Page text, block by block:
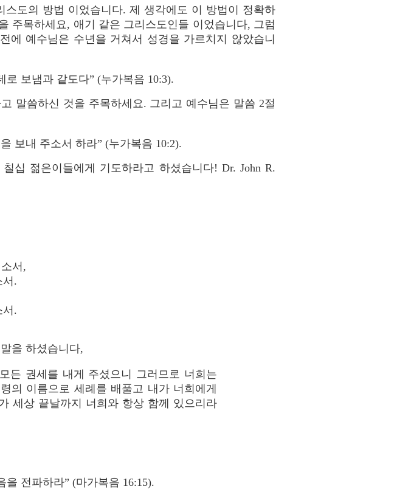
도의 방법 이었습니다. 제 생각에도 이 방법이 정확하
주목하세요, 애기 같은 그리스도인들 이었습니다, 그럼
에 예수님은 수년을 거쳐서 성경을 가르치지 않았습니
보냄과 같도다” (누가복음 10:3).
말씀하신 것을 주목하세요. 그리고 예수님은 말씀 2절
보내 주소서 하라” (누가복음 10:2).
십 젊은이들에게 기도하라고 하셨습니다! Dr. John R.
서,
서.
서.
을 하셨습니다,
든 권세를 내게 주셨으니 그러므로 너희는
의 이름으로 세례를 배풀고 내가 너희에게
세상 끝날까지 너희와 항상 함께 있으리라
전파하라” (마가복음 16:15).